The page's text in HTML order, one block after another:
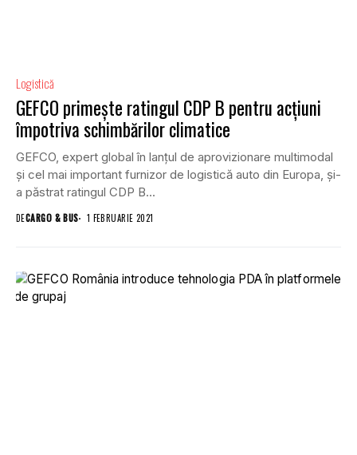
Logistică
GEFCO primește ratingul CDP B pentru acțiuni
împotriva schimbărilor climatice
GEFCO, expert global în lanțul de aprovizionare multimodal
și cel mai important furnizor de logistică auto din Europa, și-
a păstrat ratingul CDP B...
DECARGO & BUS 1 FEBRUARIE 2021